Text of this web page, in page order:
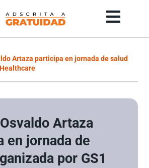
Artaza participa en jornada de salud
Artaza
en jornada de
por GS1